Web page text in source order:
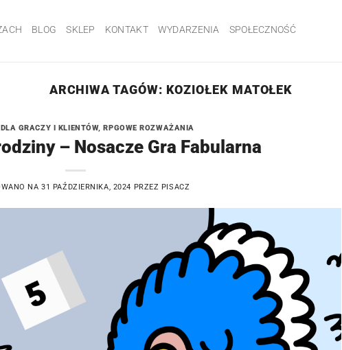
BLOG SKLEP KONTAKT WYDARZENIA SPOŁECZNOŚĆ
ARCHIWA TAGÓW: KOZIOŁEK MATOŁEK
GRACZY I KLIENTÓW, RPGOWE ROZWAŻANIA
– Nosacze Gra Fabularna
NA31 PAŹDZIERNIKA, 2024 PRZEZ PISACZ